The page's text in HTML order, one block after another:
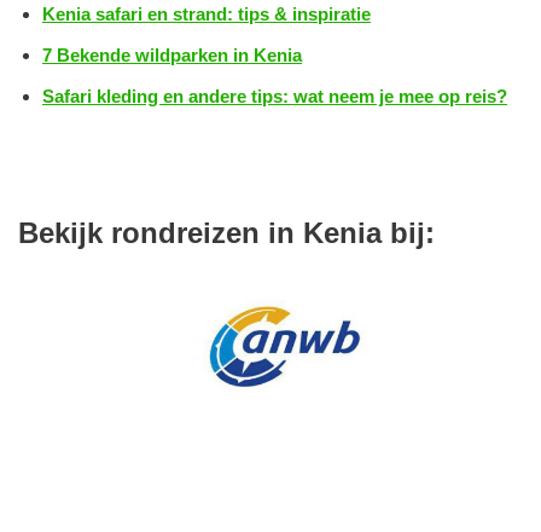
Kenia safari en strand: tips & inspiratie
7 Bekende wildparken in Kenia
Safari kleding en andere tips: wat neem je mee op reis?
Bekijk rondreizen in Kenia bij: